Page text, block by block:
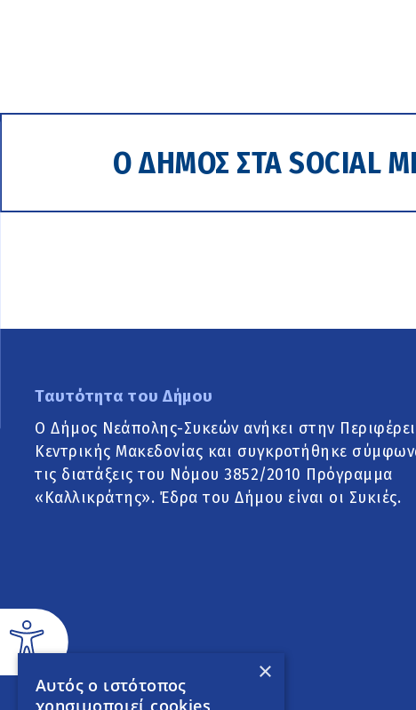
Ο ΔΗΜΟΣ ΣΤΑ SOCIAL
Ταυτότητα του Δήμου
Ο Δήμος Νεάπολης-Συκεών ανήκει στην
Κεντρικής Μακεδονίας και συγκροτήθηκε
τις διατάξεις του Νόμου 3852/2010 Πρόγραμμα
«Καλλικράτης». Έδρα του Δήμου είναι οι Συκιές.
×
Αυτός ο ιστότοπος
χρησιμοποιεί cookies